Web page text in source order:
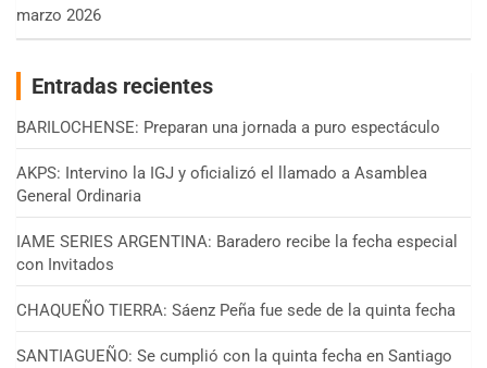
marzo 2026
Entradas recientes
BARILOCHENSE: Preparan una jornada a puro espectáculo
AKPS: Intervino la IGJ y oficializó el llamado a Asamblea
General Ordinaria
IAME SERIES ARGENTINA: Baradero recibe la fecha especial
con Invitados
CHAQUEÑO TIERRA: Sáenz Peña fue sede de la quinta fecha
SANTIAGUEÑO: Se cumplió con la quinta fecha en Santiago